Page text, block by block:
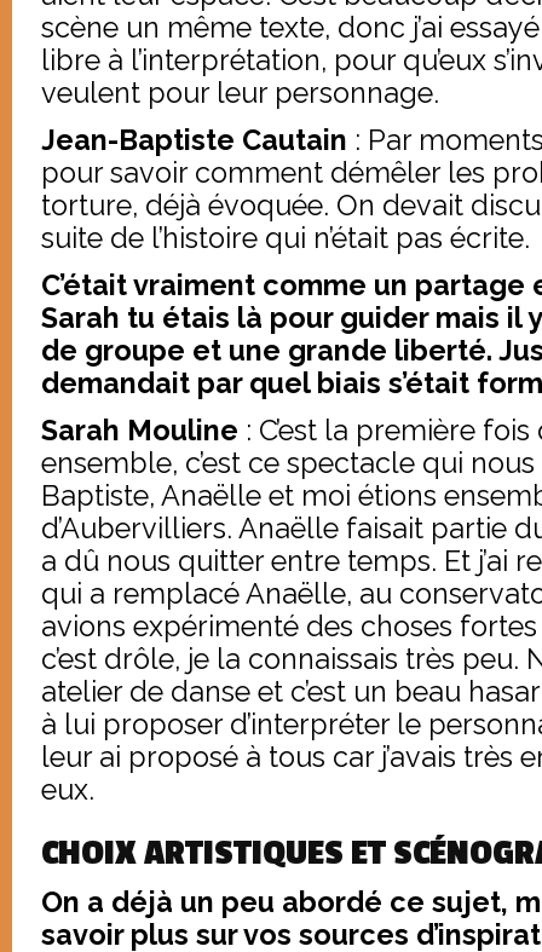
scène un même texte, donc j’ai
libre à l’interprétation, pour qu’eux
veulent pour leur personnage.
Jean-Baptiste Cautain : Par
pour savoir comment démêler les
torture, déjà évoquée. On devait
suite de l’histoire qui n’était pas écrite.
C’était vraiment comme un
Sarah tu étais là pour guider mais il
de groupe et une grande liberté.
demandait par quel biais s’était
Sarah Mouline : C’est la première
ensemble, c’est ce spectacle qui
Baptiste, Anaëlle et moi étions
d’Aubervilliers. Anaëlle faisait partie
a dû nous quitter entre temps. Et j’ai
qui a remplacé Anaëlle, au
avions expérimenté des choses
c’est drôle, je la connaissais très peu.
atelier de danse et c’est un beau
à lui proposer d’interpréter le
leur ai proposé à tous car j’avais très
eux.
CHOIX ARTISTIQUES ET
On a déjà un peu abordé ce sujet,
savoir plus sur vos sources